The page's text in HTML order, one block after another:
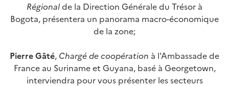
Régionalde la Direction Générale du Trésor à
Bogota, présentera un panorama macro-économique
de la zone;
Pierre Gâté, Chargé de coopération à l'Ambassade de
France au Suriname et Guyana, basé à Georgetown,
interviendra pour vous présenter les secteurs